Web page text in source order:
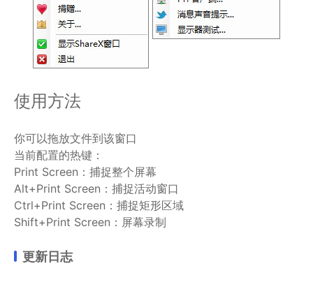
使用方法
你可以拖放文件到该窗口
当前配置的热键：
Print Screen：捕捉整个屏幕
Alt+Print Screen：捕捉活动窗口
Ctrl+Print Screen：捕捉矩形区域
Shift+Print Screen：屏幕录制
更新日志